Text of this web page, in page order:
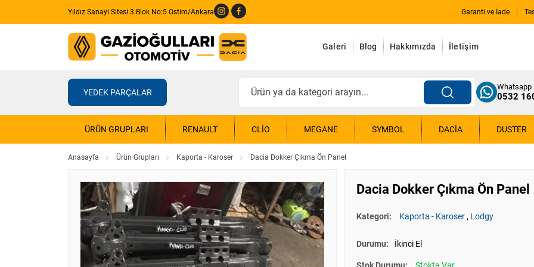
Yıldız Sanayi Sitesi 3.Blok No:5 Ostim/Ankara Garanti ve İade
Galeri Blog Hakkımızda İletişim
YEDEK PARÇALAR
Whatsapp
0532
ÜRÜN GRUPLARI RENAULT CLIO MEGANE SYMBOL DACIA DUSTER
Anasayfa Ürün Grupları Kaporta - Karoser Dacia Dokker Çıkma Ön Panel
Dacia Dokker Çıkma Ön Panel
Kategori: Kaporta - Karoser, Lodgy
Durumu: İkinci El